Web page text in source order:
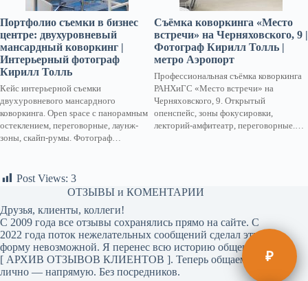
Портфолио съемки в бизнес
центре: двухуровневый
мансардный коворкинг |
Интерьерный фотограф
Кирилл Толль
Кейс интерьерной съемки
двухуровневого мансардного
коворкинга. Open space с панорамным
остеклением, переговорные, лаунж-
зоны, скайп-румы. Фотограф…
Съёмка коворкинга «Место
встречи» на Черняховского, 9 |
Фотограф Кирилл Толль |
метро Аэропорт
Профессиональная съёмка коворкинга
РАНХиГС «Место встречи» на
Черняховского, 9. Открытый
опенспейс, зоны фокусировки,
лекторий-амфитеатр, переговорные.…
₽
Post Views: 3
ОТЗЫВЫ и КОМЕНТАРИИ
Друзья, клиенты, коллеги!
С 2009 года все отзывы сохранялись прямо на сайте. С
2022 года поток нежелательных сообщений сделал эту
форму невозможной. Я перенес всю историю общения в
[ АРХИВ ОТЗЫВОВ КЛИЕНТОВ ]. Теперь общаемся
лично — напрямую. Без посредников.